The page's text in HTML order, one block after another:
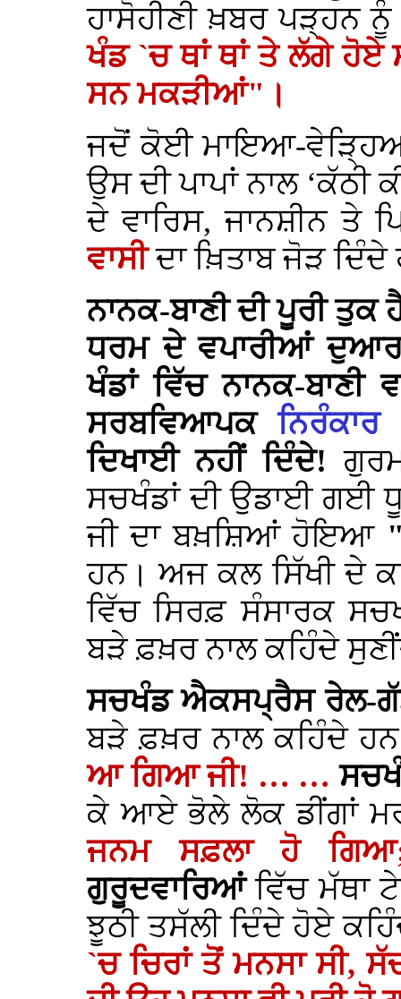
ਹਾਸੋਹੀਣੀ ਖ਼ਬਰ ਪੜ੍ਹਨ
ਖੰਡ `ਚ ਥਾਂ ਥਾਂ ਤੇ ਲੱਗੇ ਹੋਏ
ਸਨ ਮਕੜੀਆਂ"।
ਜਦੋਂ ਕੋਈ ਮਾਇਆ-ਵੇੜ੍ਹਿਆ
ਉਸ ਦੀ ਪਾਪਾਂ ਨਾਲ ‘ਕੱਠੀ
ਦੇ ਵਾਰਿਸ, ਜਾਨਸ਼ੀਨ ਤੇ
ਵਾਸੀਦਾ ਖ਼ਿਤਾਬ ਜੋੜ
ਨਾਨਕ-ਬਾਣੀ ਦੀ ਪੂਰੀ ਤੁਕ
ਧਰਮ ਦੇ ਵਪਾਰੀਆਂ
ਖੰਡਾਂ ਵਿੱਚ ਨਾਨਕ-ਬਾਣੀ
ਸਰਬਵਿਆਪਕਨਿਰੰਕਾਰ
ਦਿਖਾਈ ਨਹੀਂ ਦਿੰਦੇ!
ਸਚਖੰਡਾਂ ਦੀ ਉਡਾਈ ਗਈ
ਜੀ ਦਾ ਬਖ਼ਸ਼ਿਆਂ ਹੋਇਆ
ਹਨ। ਅਜ ਕਲ ਸਿੱਖੀ ਦੇ
ਵਿੱਚ ਸਿਰਫ਼ ਸੰਸਾਰਕ
ਬੜੇ ਫ਼ਖ਼ਰ ਨਾਲ ਕਹਿੰਦੇ
ਸਚਖੰਡ ਐਕਸਪ੍ਰੈਸ ਰੇਲ-
ਬੜੇ ਫ਼ਖ਼ਰ ਨਾਲ ਕਹਿੰਦੇ
ਆ ਗਿਆ ਜੀ! … …
ਕੇ ਆਏ ਭੋਲੇ ਲੋਕ ਡੀਂਗਾਂ
ਜਨਮ ਸਫ਼ਲਾ ਹੋ
ਗੁਰੂਦਵਾਰਿਆਂਵਿੱਚ ਮੱਥਾ
ਝੂਠੀ ਤਸੱਲੀ ਦਿੰਦੇ ਹੋਏ
`ਚ ਚਿਰਾਂ ਤੋਂ ਮਨਸਾ ਸੀ,